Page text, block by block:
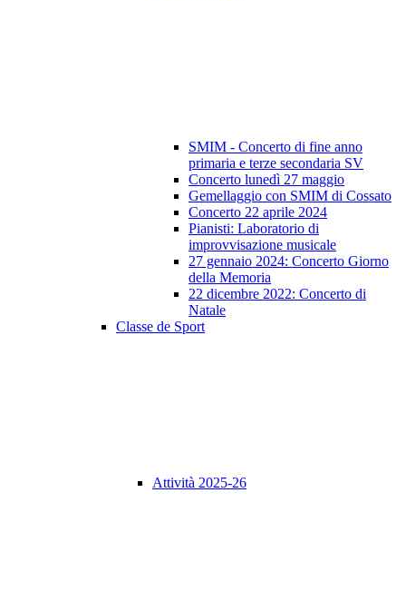
SMIM - Concerto di fine anno
primaria e terze secondaria SV
Concerto lunedì 27 maggio
Gemellaggio con SMIM di Cossato
Concerto 22 aprile 2024
Pianisti: Laboratorio di
improvvisazione musicale
27 gennaio 2024: Concerto Giorno
della Memoria
22 dicembre 2022: Concerto di
Natale
Classe de Sport
Attività 2025-26